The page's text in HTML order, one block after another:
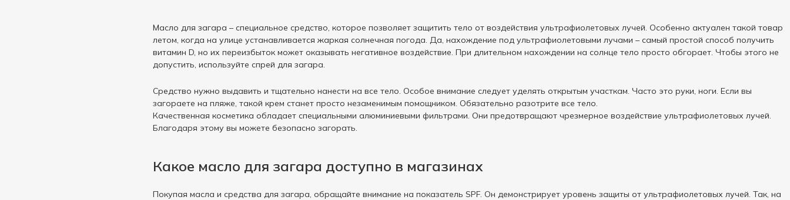
Масло для загара – специальное средство, которое позволяет защитить тело от воздействия ультрафиолетовых лучей. Особенно актуален такой товар
летом, когда на улице устанавливается жаркая солнечная погода. Да, нахождение под ультрафиолетовыми лучами – самый простой способ получить
витамин D, но их переизбыток может оказывать негативное воздействие. При длительном нахождении на солнце тело просто обгорает. Чтобы этого не
допустить, используйте спрей для загара.
Средство нужно выдавить и тщательно нанести на все тело. Особое внимание следует уделять открытым участкам. Часто это руки, ноги. Если вы
загораете на пляже, такой крем станет просто незаменимым помощником. Обязательно разотрите все тело.
Качественная косметика обладает специальными алюминиевыми фильтрами. Они предотвращают чрезмерное воздействие ультрафиолетовых лучей.
Благодаря этому вы можете безопасно загорать.
Какое масло для загара доступно в магазинах
Покупая масла и средства для загара, обращайте внимание на показатель SPF. Он демонстрирует уровень защиты от ультрафиолетовых лучей. Так, на